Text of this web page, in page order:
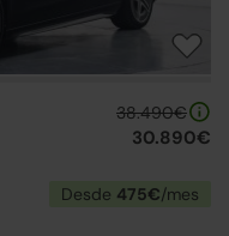
38.490€
30.890€
Desde 475€/mes